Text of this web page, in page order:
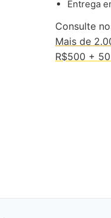
Entrega
Consulte
Mais de
R$500 +